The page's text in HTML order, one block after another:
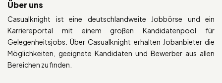
Über uns
Casualknight ist eine deutschlandweite Jobbörse und ein
Karriereportal mit einem großen Kandidatenpool für
Gelegenheitsjobs. Über Casualknight erhalten Jobanbieter die
Möglichkeiten, geeignete Kandidaten und Bewerber aus allen
Bereichen zu finden.